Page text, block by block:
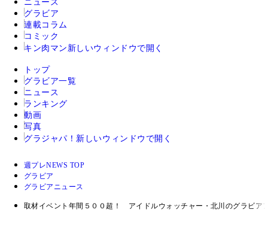
ニュース
グラビア
連載コラム
コミック
キン肉マン 新しいウィンドウで開く
トップ
グラビア一覧
ニュース
ランキング
動画
写真
グラジャパ！ 新しいウィンドウで開く
週プレNEWS TOP
グラビア
グラビアニュース
取材イベント年間５００超！ アイドルウォッチャー・北川のグラビア